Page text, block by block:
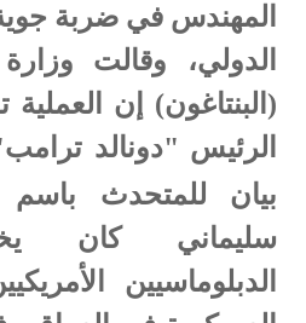
المهندس في ضربة
الدولي، وقالت وزارة
(البنتاغون) إن
الرئيس "دونالد
بيان للمتحدث باسم
سليماني كان
الدبلوماسيين